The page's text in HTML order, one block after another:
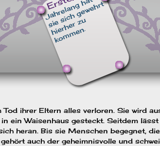
ihrer Eltern alles verloren. Sie wird
ein Waisenhaus gesteckt. Seitdem
heran. Bis sie Menschen begegnet,
auch der geheimnisvolle und